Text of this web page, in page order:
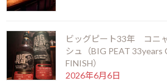
2025年10月10日
ビッグピート33年 コニ
シュ（BIG PEAT 33years
FINISH）
2026年6月6日